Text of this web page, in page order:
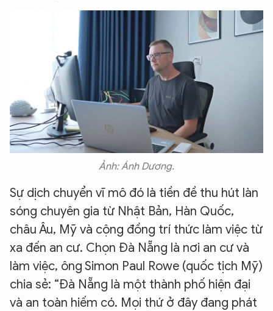
Ảnh: Ánh Dương.
Sự dịch chuyển vĩ mô đó là tiền đề thu hút làn
sóng chuyên gia từ Nhật Bản, Hàn Quốc,
châu Âu, Mỹ và cộng đồng trí thức làm việc từ
xa đến an cư. Chọn Đà Nẵng là nơi an cư và
làm việc, ông Simon Paul Rowe (quốc tịch Mỹ)
chia sẻ: “Đà Nẵng là một thành phố hiện đại
và an toàn hiếm có. Mọi thứ ở đây đang phát